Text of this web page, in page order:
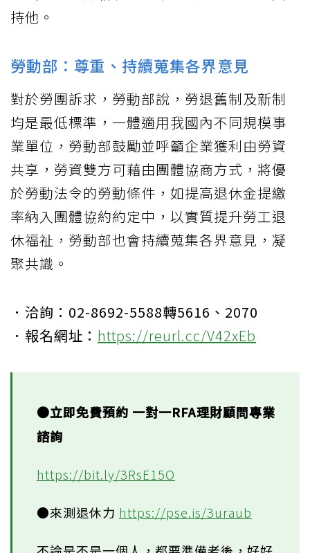
持他。
勞動部：尊重、持續蒐集各界意見
對於勞團訴求，勞動部說，勞退舊制及新制
均是最低標準，一體適用我國內不同規模事
業單位，勞動部鼓勵並呼籲企業獲利由勞資
共享，勞資雙方可藉由團體協商方式，將優
於勞動法令的勞動條件，如提高退休金提繳
率納入團體協約約定中，以實質提升勞工退
休福祉，勞動部也會持續蒐集各界意見，凝
聚共識。
．洽詢：02-8692-5588轉5616、2070
．報名網址： https://reurl.cc/V42xEb
●立即免費預約 一對一RFA理財顧問專業
諮詢
https://bit.ly/3RsE15O
●來測退休力 https://pse.is/3uraub